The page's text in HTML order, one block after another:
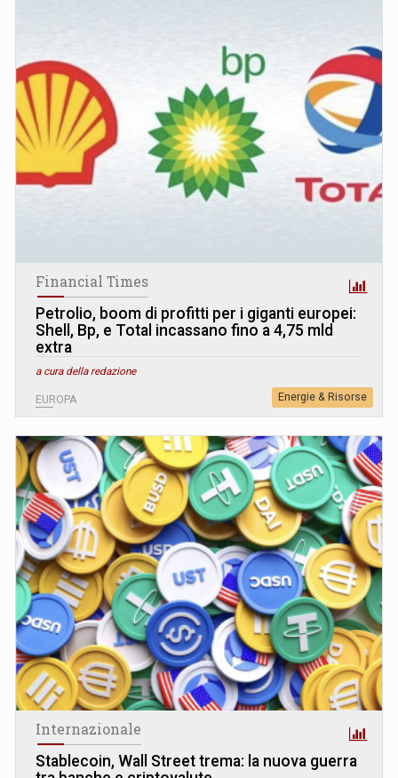
Financial Times
Petrolio, boom di profitti per i giganti europei:
Shell, Bp, e Total incassano fino a 4,75 mld
extra
a cura della redazione
EUROPA Energie & Risorse
Internazionale
Stablecoin, Wall Street trema: la nuova guerra